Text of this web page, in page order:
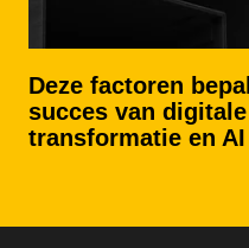
Deze factoren
succes van digitale
transformatie en AI